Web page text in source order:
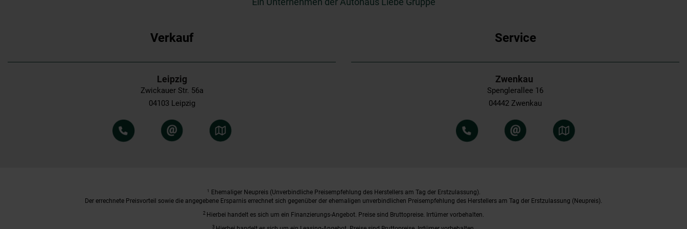
Verkauf
Leipzig
Zwickauer Str. 56a
04103 Leipzig
Service
Zwenkau
Spenglerallee 16
04442 Zwenkau
1
Ehemaliger Neupreis (Unverbindliche Preisempfehlung des Herstellers am Tag der Erstzulassung).
Der errechnete Preisvorteil sowie die angegebene Ersparnis errechnet sich gegenüber der ehemaligen unverbindlichen Preisempfehlung des Herstellers am Tag der Erstzulassung (Neupreis).
2 Hierbei handelt es sich um ein Finanzierungs-Angebot. Preise sind Bruttopreise. Irrtümer vorbehalten.
3